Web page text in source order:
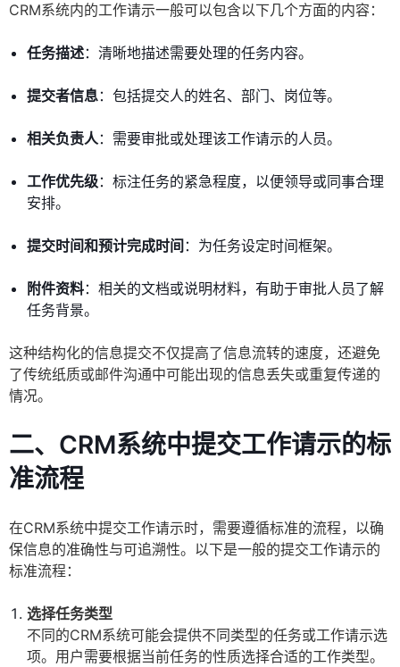
CRM系统内的工作请示一般可以包含以下几个方面的内容：
任务描述：清晰地描述需要处理的任务内容。
提交者信息：包括提交人的姓名、部门、岗位等。
相关负责人：需要审批或处理该工作请示的人员。
工作优先级：标注任务的紧急程度，以便领导或同事合理
安排。
提交时间和预计完成时间 ：为任务设定时间框架。
附件资料：相关的文档或说明材料，有助于审批人员了解
任务背景。
这种结构化的信息提交不仅提高了信息流转的速度，还避免
了传统纸质或邮件沟通中可能出现的信息丢失或重复传递的
情况。
二、CRM系统中提交工作请示的标
准流程
在CRM系统中提交工作请示时，需要遵循标准的流程，以确
保信息的准确性与可追溯性。以下是一般的提交工作请示的
标准流程：
选择任务类型
不同的CRM系统可能会提供不同类型的任务或工作请示选
项。用户需要根据当前任务的性质选择合适的工作类型。